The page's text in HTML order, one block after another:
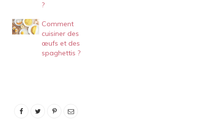
?
Comment
cuisiner des
œufs et des
spaghettis ?